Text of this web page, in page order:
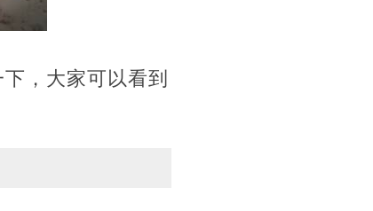
，大家可以看到